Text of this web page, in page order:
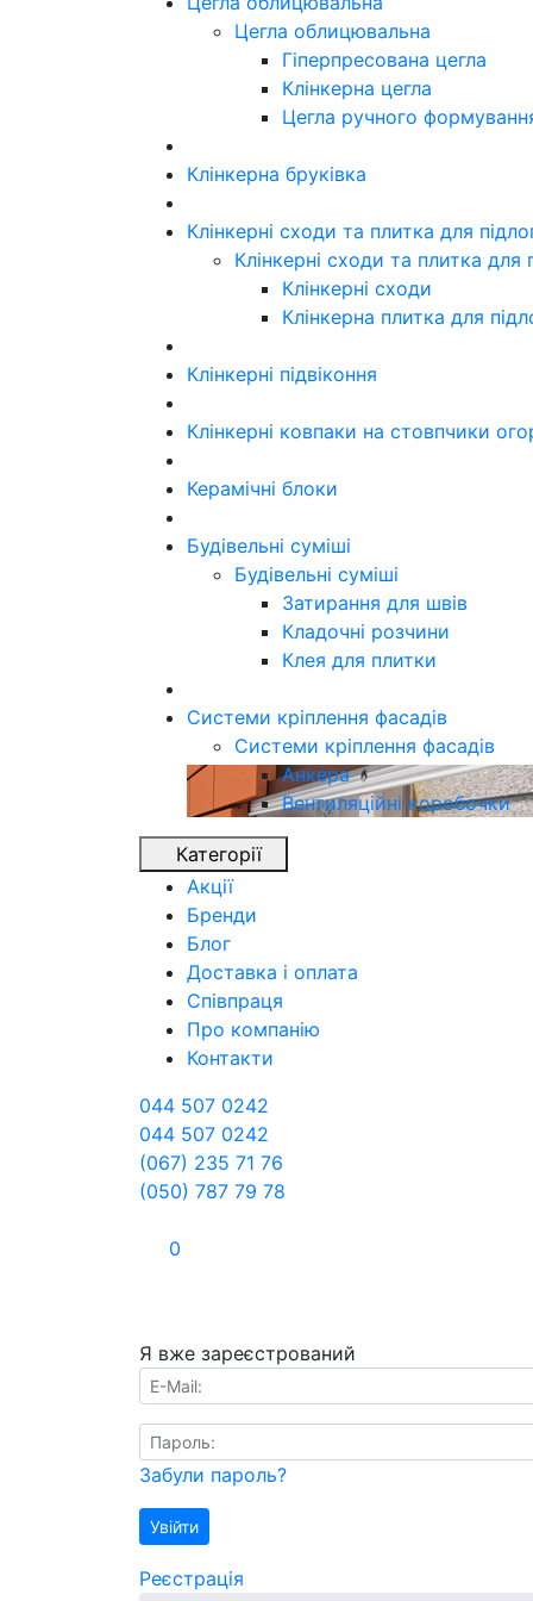
Цегла облицювальна
Гіперпресована цегла
Клінкерна цегла
Цегла ручного
Клінкерна бруківка
Клінкерні сходи та плитка для
Клінкерні сходи та плитка для
Клінкерні сходи
Клінкерна плитка для
Клінкерні підвіконня
Клінкерні ковпаки на стовпчики
Керамічні блоки
Будівельні суміші
Будівельні суміші
Затирання для швів
Кладочні розчини
Клея для плитки
Системи кріплення фасадів
Системи кріплення фасадів
Анкера
Вентиляційні коробочки
Категорії
Акції
Бренди
Блог
Доставка і оплата
Співпраця
Про компанію
Контакти
044 507 0242
044 507 0242
(067) 235 71 76
(050) 787 79 78
0
Я вже зареєстрований
E-Mail:
Пароль:
Забули пароль?
Увійти
Реєстрація